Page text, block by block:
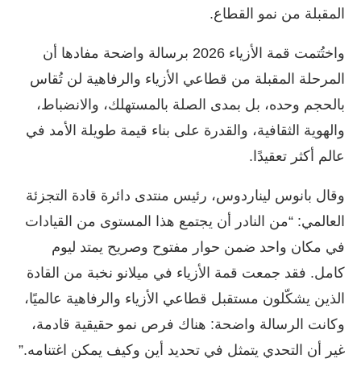
المقبلة من نمو القطاع.
واختُتمت قمة الأزياء 2026 برسالة واضحة مفادها أن
المرحلة المقبلة من قطاعي الأزياء والرفاهية لن تُقاس
بالحجم وحده، بل بمدى الصلة بالمستهلك، والانضباط،
والهوية الثقافية، والقدرة على بناء قيمة طويلة الأمد في
عالم أكثر تعقيدًا.
وقال بانوس ليناردوس، رئيس منتدى دائرة قادة التجزئة
العالمي: “من النادر أن يجتمع هذا المستوى من القيادات
في مكان واحد ضمن حوار مفتوح وصريح يمتد ليوم
كامل. فقد جمعت قمة الأزياء في ميلانو نخبة من القادة
الذين يشكّلون مستقبل قطاعي الأزياء والرفاهية عالميًا،
وكانت الرسالة واضحة: هناك فرص نمو حقيقية قادمة،
غير أن التحدي يتمثل في تحديد أين وكيف يمكن اغتنامه.”